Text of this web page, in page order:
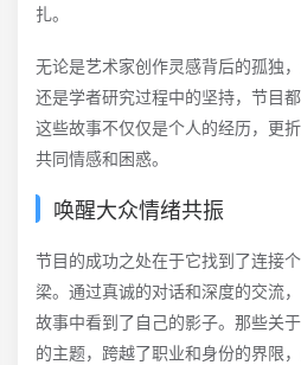
扎。
无论是艺术家创作灵感背后的孤独
还是学者研究过程中的坚持，节目
这些故事不仅仅是个人的经历，更
共同情感和困惑。
唤醒大众情绪共振
节目的成功之处在于它找到了连接
梁。通过真诚的对话和深度的交流
故事中看到了自己的影子。那些关
的主题，跨越了职业和身份的界限